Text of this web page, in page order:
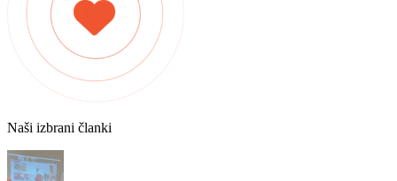
Naši izbrani članki